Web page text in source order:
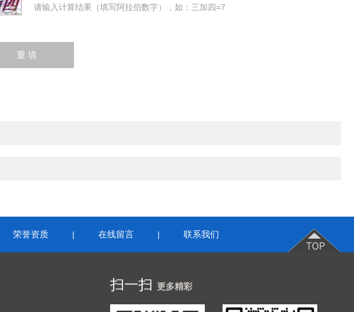
请输入计算结果（填写阿拉伯数字），如：三加四=7
荣誉资质 | 在线留言 | 联系我们
扫一扫 更多精彩